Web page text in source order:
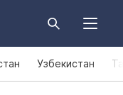
Узбекистан